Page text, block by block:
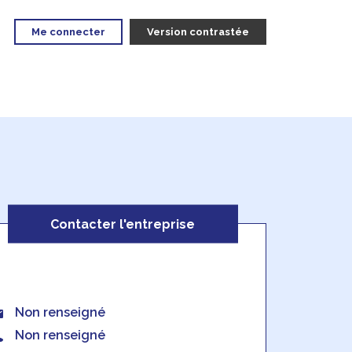
Me connecter Version contrastée
Contacter l'entreprise
Non renseigné
Non renseigné